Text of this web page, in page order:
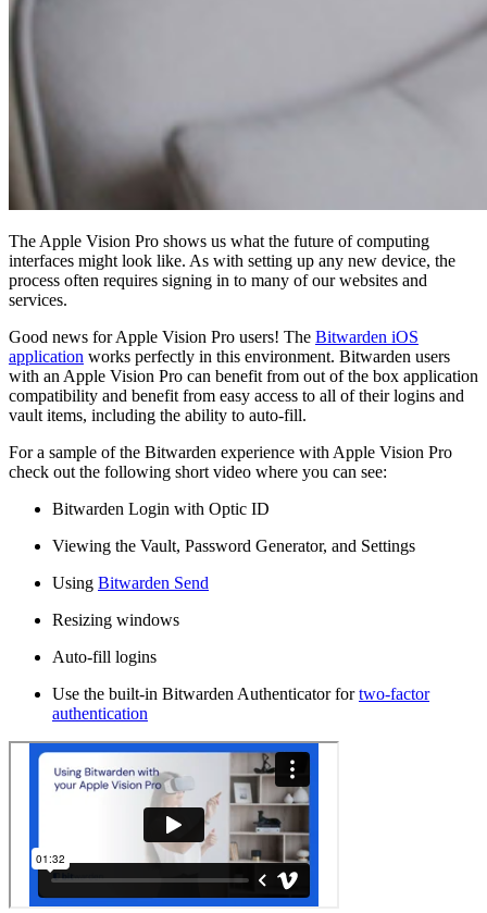
The Apple Vision Pro shows us what the future of computing
interfaces might look like. As with setting up any new device, the
process often requires signing in to many of our websites and
services.
Good news for Apple Vision Pro users! The Bitwarden iOS
application works perfectly in this environment. Bitwarden users
with an Apple Vision Pro can benefit from out of the box application
compatibility and benefit from easy access to all of their logins and
vault items, including the ability to auto-fill.
For a sample of the Bitwarden experience with Apple Vision Pro
check out the following short video where you can see:
Bitwarden Login with Optic ID
Viewing the Vault, Password Generator, and Settings
Using Bitwarden Send
Resizing windows
Auto-fill logins
Use the built-in Bitwarden Authenticator fortwo-factor
authentication